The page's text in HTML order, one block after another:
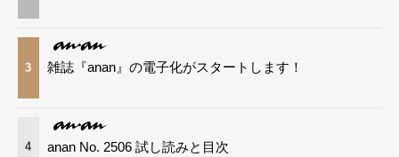
3 雑誌『anan』の電子化がスタートします！
4 anan No. 2506 試し読みと目次